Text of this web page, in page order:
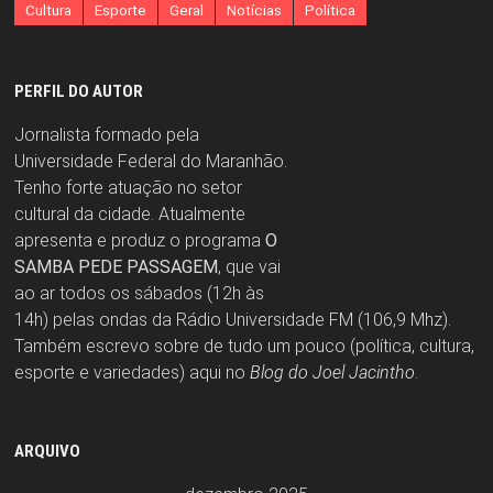
Cultura Esporte Geral Notícias Política
PERFIL DO AUTOR
Jornalista formado pela
Universidade Federal do Maranhão.
Tenho forte atuação no setor
cultural da cidade. Atualmente
apresenta e produz o programa O
SAMBA PEDE PASSAGEM, que vai
ao ar todos os sábados (12h às
14h) pelas ondas da Rádio Universidade FM (106,9 Mhz).
Também escrevo sobre de tudo um pouco (política, cultura,
esporte e variedades) aqui no Blog do Joel Jacintho.
ARQUIVO